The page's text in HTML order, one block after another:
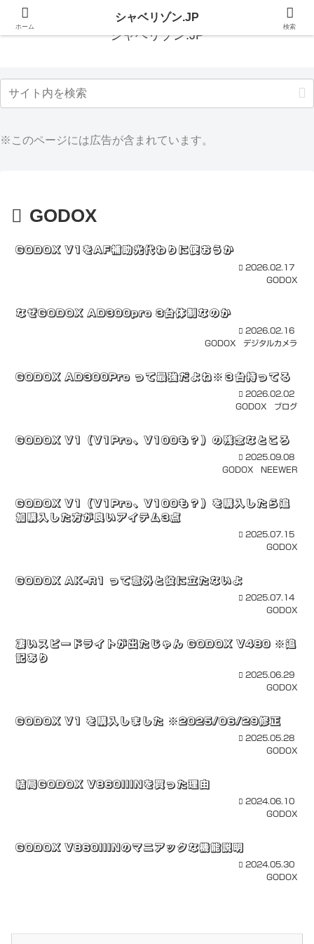
シャベリゾン.JP
※このページには広告が含まれています。
GODOX
GODOX V1をAF補助光代わりに使おうか
2026.02.17
GODOX
なぜGODOX AD300pro 3台体制なのか
2026.02.16
GODOX
デジタルカメラ
GODOX AD300Pro って最強だよね※３台持ってる
2026.02.02
GODOX
ブログ
GODOX V1（V1Pro、V100も？）の残念なところ
2025.09.08
GODOX
NEEWER
GODOX V1（V1Pro、V100も？）を購入したら追
加購入した方が良いアイテム3点
2025.07.15
GODOX
GODOX AK-R1 って意外と役に立たないよ
2025.07.14
GODOX
凄いスピードライトが出たじゃん GODOX V480 ※追
記あり
2025.06.29
GODOX
GODOX V1 を購入しました ※2025/06/29修正
2025.05.28
GODOX
結局GODOX V860IIINを買った理由
2024.06.10
GODOX
GODOX V860IIINのマニアックな機能説明
2024.05.30
GODOX
ホーム
シャベリゾン.JP
検索